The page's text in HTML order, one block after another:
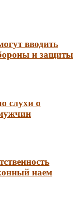
вводить
и защиты
слухи о
наем